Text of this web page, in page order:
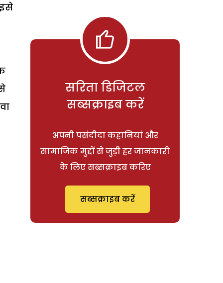
सरिता डिजिटल
सब्सक्राइब करें
अपनी पसंदीदा कहानियां और
सामाजिक मुद्दों से जुड़ी हर जानकारी
के लिए सब्सक्राइब करिए
सब्सक्राइब करें